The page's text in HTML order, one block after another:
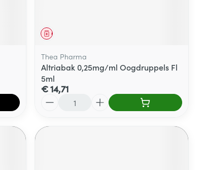
Geneesmiddel
Thea Pharma
Altriabak 0,25mg/ml Oogdruppels Fl
5ml
€ 14,71